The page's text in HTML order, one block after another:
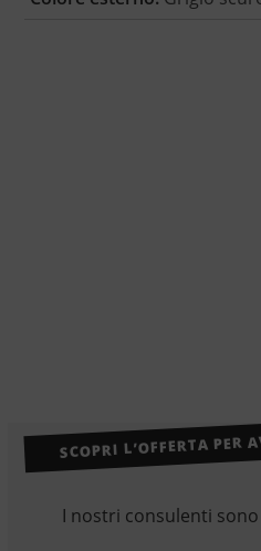
SCOPRI L’OFFERTA
I nostri consulenti